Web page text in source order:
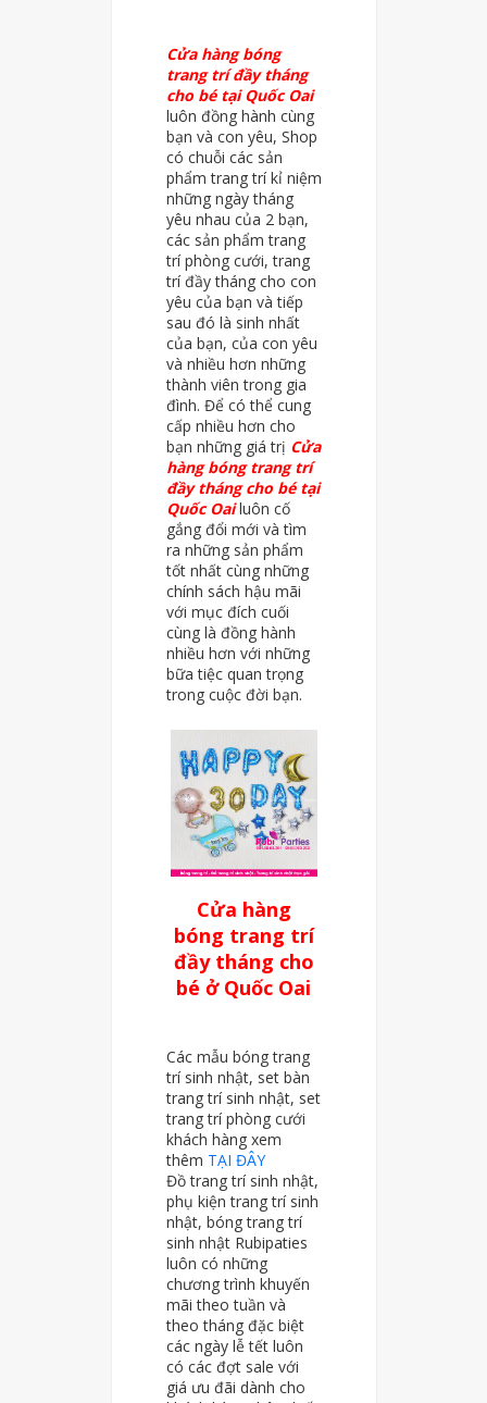
Cửa hàng bóng
trang trí đầy tháng
cho bé tại Quốc Oai
luôn đồng hành cùng
bạn và con yêu, Shop
có chuỗi các sản
phẩm trang trí kỉ niệm
những ngày tháng
yêu nhau của 2 bạn,
các sản phẩm trang
trí phòng cưới, trang
trí đầy tháng cho con
yêu của bạn và tiếp
sau đó là sinh nhất
của bạn, của con yêu
và nhiều hơn những
thành viên trong gia
đình. Để có thể cung
cấp nhiều hơn cho
bạn những giá trị Cửa
hàng bóng trang trí
đầy tháng cho bé tại
Quốc Oailuôn cố
gắng đổi mới và tìm
ra những sản phẩm
tốt nhất cùng những
chính sách hậu mãi
với mục đích cuối
cùng là đồng hành
nhiều hơn với những
bữa tiệc quan trọng
trong cuộc đời bạn.
Cửa hàng
bóng trang trí
đầy tháng cho
bé ở Quốc Oai
Các mẫu bóng trang
trí sinh nhật, set bàn
trang trí sinh nhật, set
trang trí phòng cưới
khách hàng xem
thêm TẠI ĐÂY
Đồ trang trí sinh nhật,
phụ kiện trang trí sinh
nhật, bóng trang trí
sinh nhật Rubipaties
luôn có những
chương trình khuyến
mãi theo tuần và
theo tháng đặc biệt
các ngày lễ tết luôn
có các đợt sale với
giá ưu đãi dành cho